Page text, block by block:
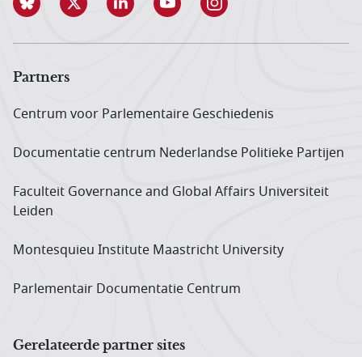
Partners
Centrum voor Parlementaire Geschiedenis
Documentatie centrum Neder­landse Politieke Partijen
Faculteit Governance and Global Affairs Universiteit
Leiden
Montesquieu Institute Maastricht University
Parlementair Documentatie Centrum
Gerelateerde partner sites